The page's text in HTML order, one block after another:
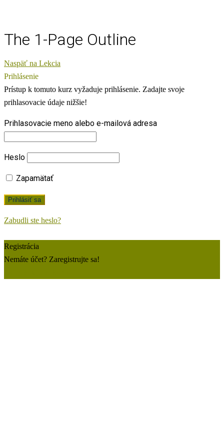
The 1-Page Outline
Naspäť na Lekcia
Prihlásenie
Prístup k tomuto kurz vyžaduje prihlásenie. Zadajte svoje
prihlasovacie údaje nižšie!
Prihlasovacie meno alebo e-mailová adresa
Heslo
Zapamätať
Zabudli ste heslo?
Registrácia
Nemáte účet? Zaregistrujte sa!